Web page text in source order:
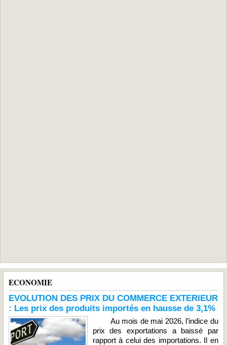
ECONOMIE
EVOLUTION DES PRIX DU COMMERCE EXTERIEUR
: Les prix des produits importés en hausse de 3,1%
Au mois de mai 2026, l’indice du
prix des exportations a baissé par
rapport à celui des importations. Il en